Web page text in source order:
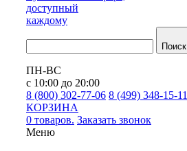
доступный
каждому
Поиск
ПН-ВС
с 10:00 до 20:00
8 (800) 302-77-06 8 (499) 348-15-11
КОРЗИНА
0 товаров. Заказать звонок
Меню